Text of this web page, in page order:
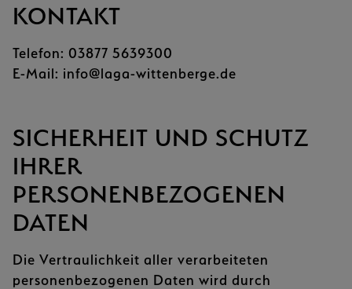
KONTAKT
Telefon: 03877 5639300
E-Mail: info@laga-wittenberge.de
SICHERHEIT UND SCHUTZ
IHRER
PERSONENBEZOGENEN
DATEN
Die Vertraulichkeit aller verarbeiteten
personenbezogenen Daten wird durch